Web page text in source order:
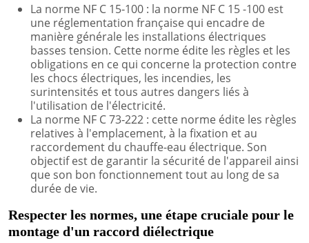
La norme NF C 15‑100 : la norme NF C 15 -100 est
une réglementation française qui encadre de
manière générale les installations électriques
basses tension. Cette norme édite les règles et les
obligations en ce qui concerne la protection contre
les chocs électriques, les incendies, les
surintensités et tous autres dangers liés à
l'utilisation de l'électricité.
La norme NF C 73‑222 : cette norme édite les règles
relatives à l'emplacement, à la fixation et au
raccordement du chauffe-eau électrique. Son
objectif est de garantir la sécurité de l'appareil ainsi
que son bon fonctionnement tout au long de sa
durée de vie.
Respecter les normes, une étape cruciale pour le
montage d'un raccord diélectrique